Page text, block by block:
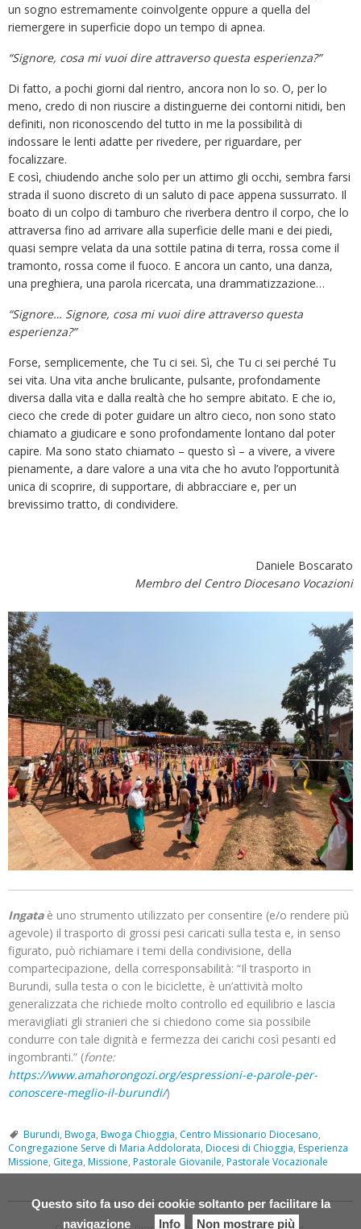
Questo sito fa uso dei cookie soltanto per facilitare la
navigazione
Info Non mostrare più
un sogno estremamente coinvolgente oppure a quella del
riemergere in superficie dopo un tempo di apnea.
“Signore, cosa mi vuoi dire attraverso questa esperienza?”
Di fatto, a pochi giorni dal rientro, ancora non lo so. O, per lo
meno, credo di non riuscire a distinguerne dei contorni nitidi, ben
definiti, non riconoscendo del tutto in me la possibilità di
indossare le lenti adatte per rivedere, per riguardare, per
focalizzare.
E così, chiudendo anche solo per un attimo gli occhi, sembra farsi
strada il suono discreto di un saluto di pace appena sussurrato. Il
boato di un colpo di tamburo che riverbera dentro il corpo, che lo
attraversa fino ad arrivare alla superficie delle mani e dei piedi,
quasi sempre velata da una sottile patina di terra, rossa come il
tramonto, rossa come il fuoco. E ancora un canto, una danza,
una preghiera, una parola ricercata, una drammatizzazione…
“Signore… Signore, cosa mi vuoi dire attraverso questa
esperienza?”
Forse, semplicemente, che Tu ci sei. Sì, che Tu ci sei perché Tu
sei vita. Una vita anche brulicante, pulsante, profondamente
diversa dalla vita e dalla realtà che ho sempre abitato. E che io,
cieco che crede di poter guidare un altro cieco, non sono stato
chiamato a giudicare e sono profondamente lontano dal poter
capire. Ma sono stato chiamato – questo sì – a vivere, a vivere
pienamente, a dare valore a una vita che ho avuto l’opportunità
unica di scoprire, di supportare, di abbracciare e, per un
brevissimo tratto, di condividere.
Daniele Boscarato
Membro del Centro Diocesano Vocazioni
Ingataè uno strumento utilizzato per consentire (e/o rendere più
agevole) il trasporto di grossi pesi caricati sulla testa e, in senso
figurato, può richiamare i temi della condivisione, della
compartecipazione, della corresponsabilità: “Il trasporto in
Burundi, sulla testa o con le biciclette, è un’attività molto
generalizzata che richiede molto controllo ed equilibrio e lascia
meravigliati gli stranieri che si chiedono come sia possibile
condurre con tale dignità e fermezza dei carichi così pesanti ed
ingombranti.” (fonte:
https://www.amahorongozi.org/espressioni-e-parole-per-
conoscere-meglio-il-burundi/)
Burundi, Bwoga, Bwoga Chioggia, Centro Missionario Diocesano,
Congregazione Serve di Maria Addolorata, Diocesi di Chioggia, Esperienza
Missione, Gitega, Missione, Pastorale Giovanile, Pastorale Vocazionale